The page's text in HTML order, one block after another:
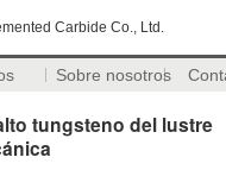
Carbide Co., Ltd.
Sobre nosotros
tungsteno del lustre